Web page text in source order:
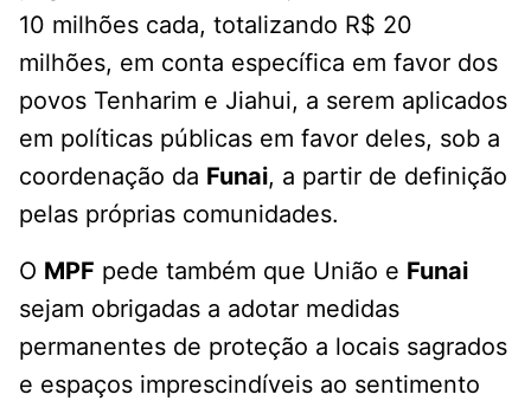
10 milhões cada, totalizando R$ 20
milhões, em conta específica em favor dos
povos Tenharim e Jiahui, a serem aplicados
em políticas públicas em favor deles, sob a
coordenação da Funai, a partir de definição
pelas próprias comunidades.
O MPF pede também que União e Funai
sejam obrigadas a adotar medidas
permanentes de proteção a locais sagrados
e espaços imprescindíveis ao sentimento